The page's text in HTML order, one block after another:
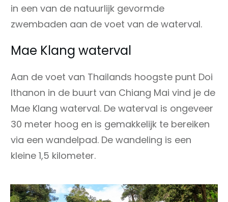
in een van de natuurlijk gevormde
zwembaden aan de voet van de waterval.
Mae Klang waterval
Aan de voet van Thailands hoogste punt Doi
Ithanon in de buurt van Chiang Mai vind je de
Mae Klang waterval. De waterval is ongeveer
30 meter hoog en is gemakkelijk te bereiken
via een wandelpad. De wandeling is een
kleine 1,5 kilometer.